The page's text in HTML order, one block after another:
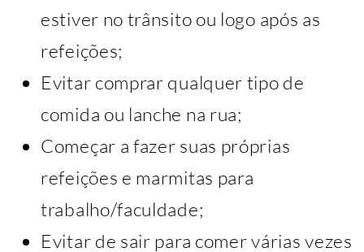
estiver no trânsito ou logo após as
refeições;
Evitar comprar qualquer tipo de
comida ou lanche na rua;
Começar a fazer suas próprias
refeições e marmitas para
trabalho/faculdade;
Evitar de sair para comer várias vezes